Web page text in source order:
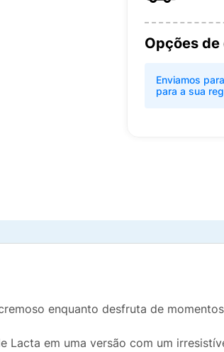
Opções de
Enviamos
para a sua
enquanto desfruta de
Lacta em uma versão com um